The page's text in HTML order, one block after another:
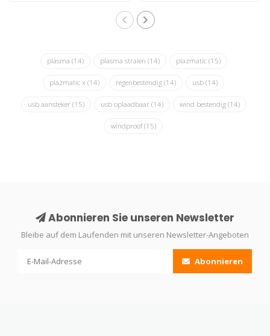
plasma (14) plasma stralen (14) plazmatic (15)
plazmatic x (14) regenbestendig (14) usb (14)
usb aansteker (15) usb oplaadbaar (14) wind bestendig (14)
windproof(15)
Abonnieren Sie unseren Newsletter
Bleibe auf dem Laufenden mit unseren Newsletter-Angeboten
Abonnieren